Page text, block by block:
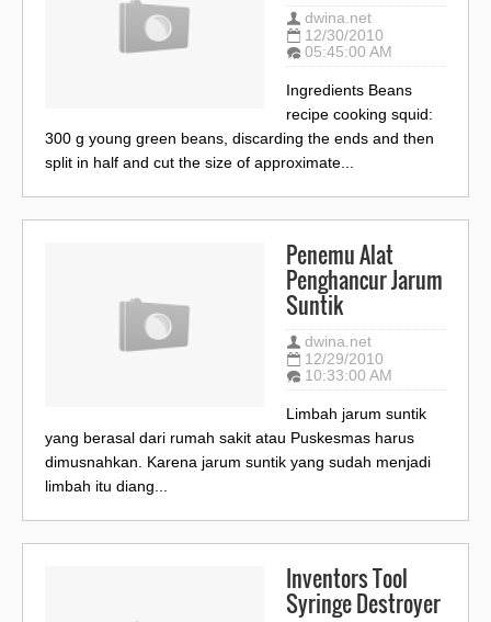
dwina.net
12/30/2010
05:45:00 AM
Ingredients Beans
recipe cooking squid:
300 g young green beans, discarding the ends and then
split in half and cut the size of approximate...
Penemu Alat
Penghancur Jarum
Suntik
dwina.net
12/29/2010
10:33:00 AM
Limbah jarum suntik
yang berasal dari rumah sakit atau Puskesmas harus
dimusnahkan. Karena jarum suntik yang sudah menjadi
limbah itu diang...
Inventors Tool
Syringe Destroyer